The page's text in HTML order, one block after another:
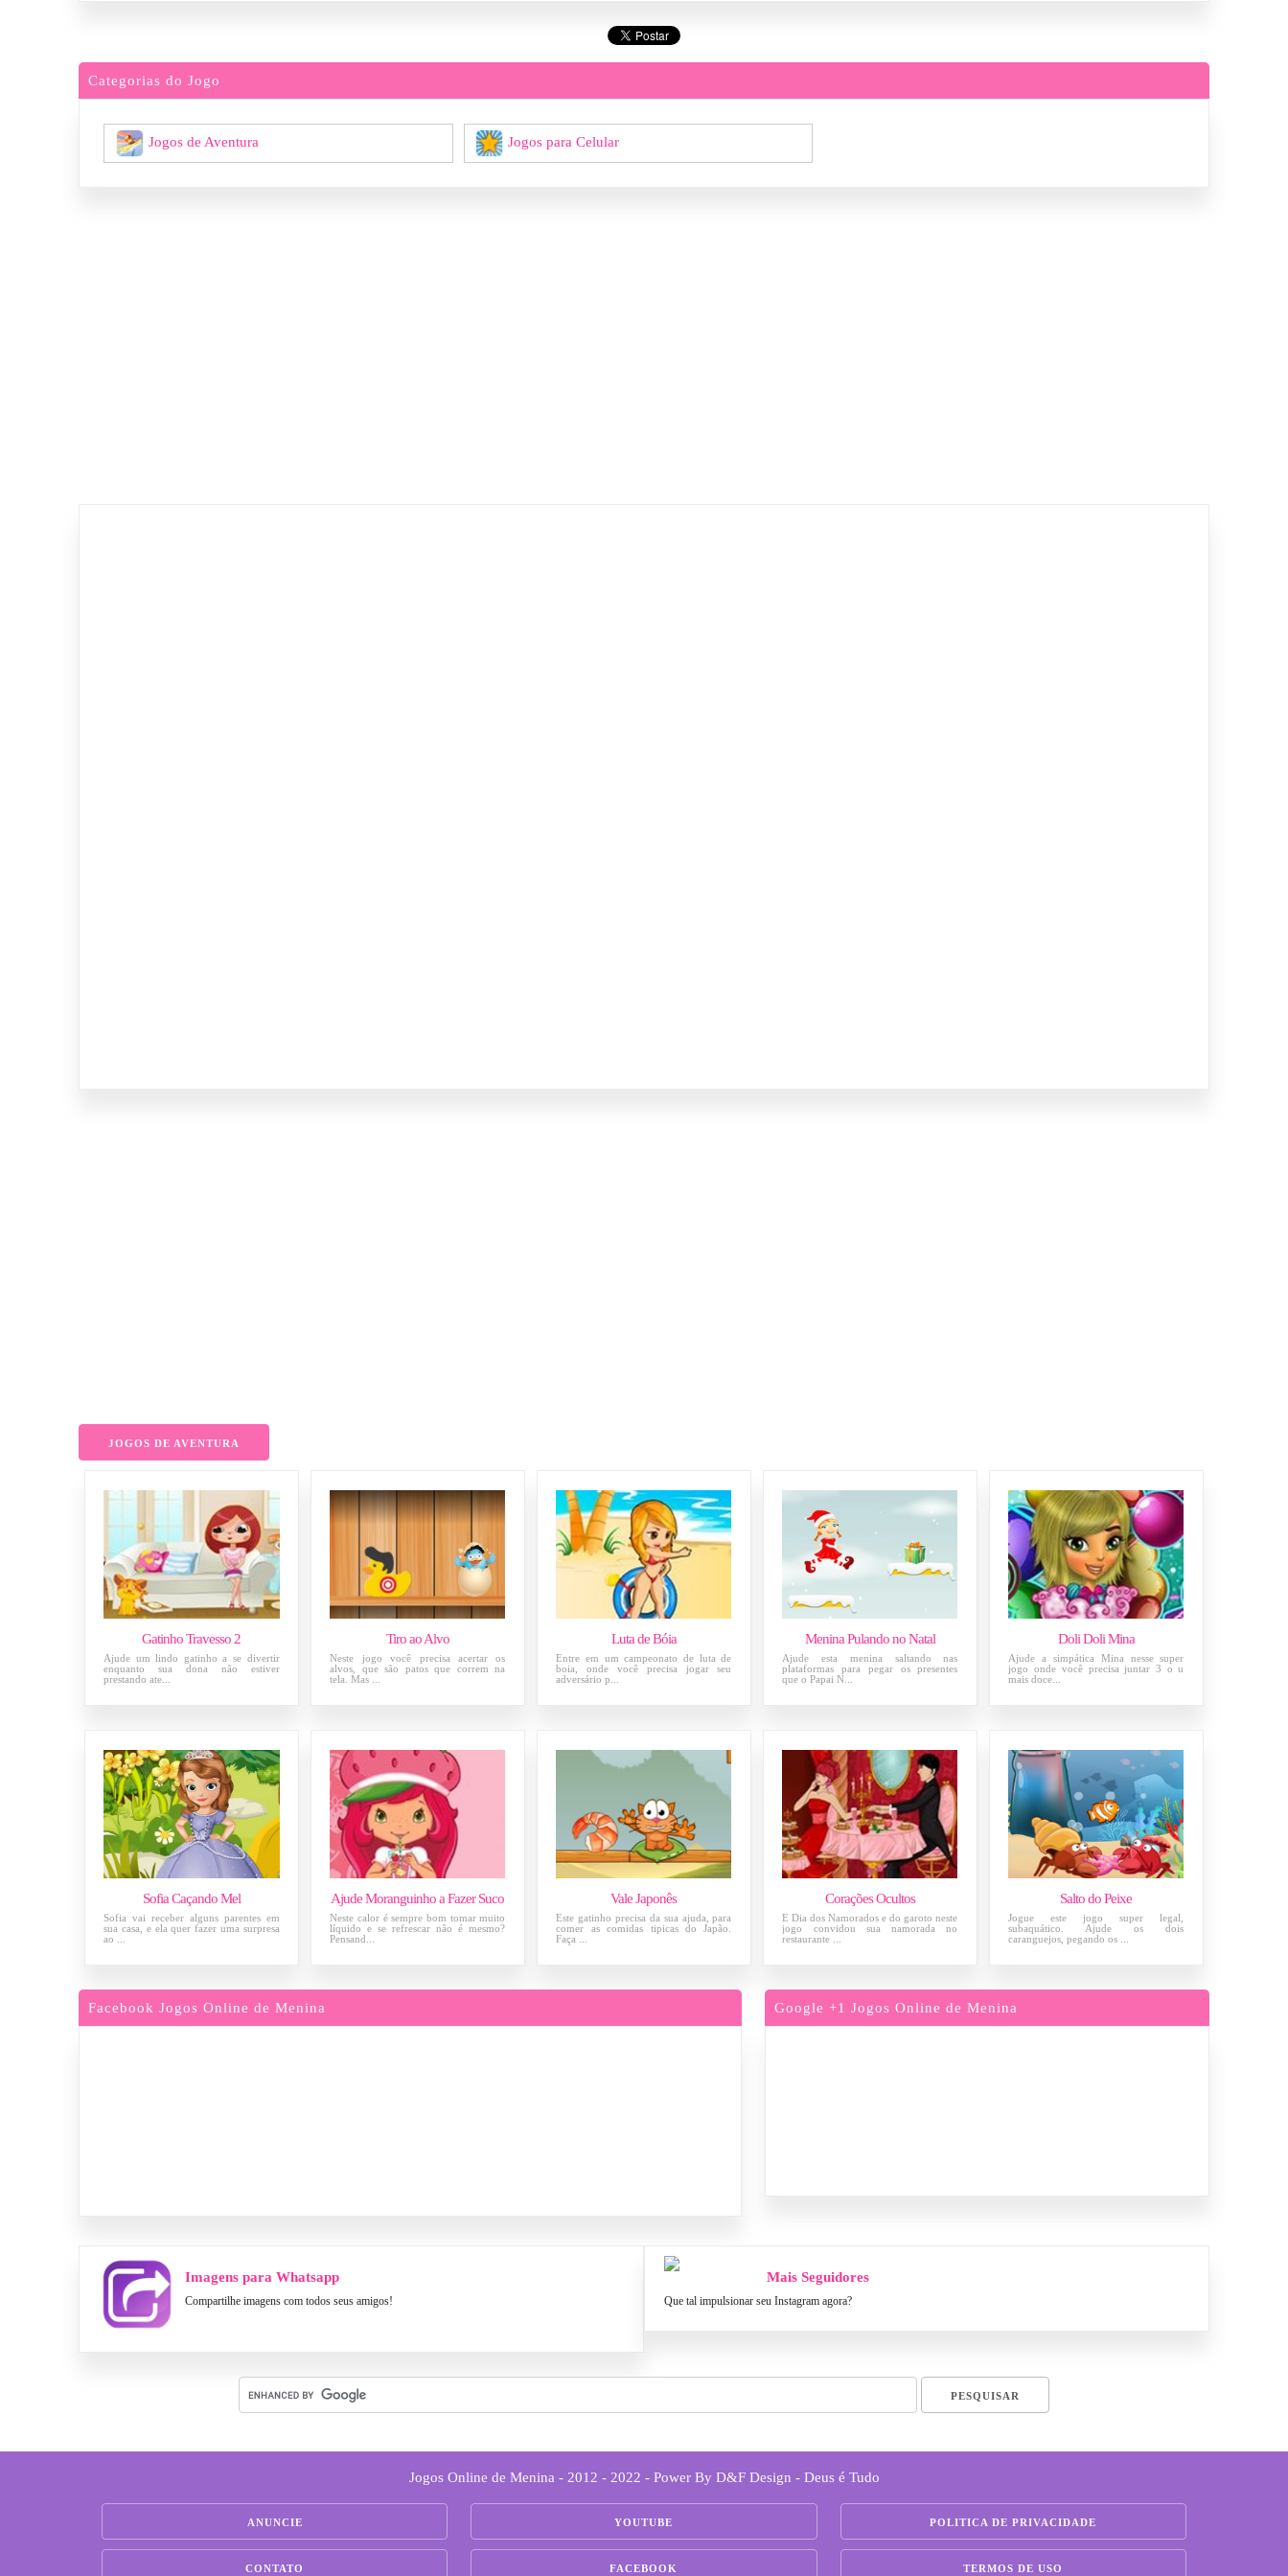
Categorias do Jogo
Jogos de Aventura Jogos para Celular
JOGOS DE AVENTURA
Gatinho Travesso 2
Ajude um lindo gatinho a se divertir
enquanto sua dona não estiver
prestando ate...
Tiro ao Alvo
Neste jogo você precisa acertar os
alvos, que são patos que correm na
tela. Mas ...
Luta de Bóia
Entre em um campeonato de luta de
boia, onde você precisa jogar seu
adversário p...
Menina Pulando no Natal
Ajude esta menina saltando nas
plataformas para pegar os presentes
que o Papai N...
Doli Doli Mina
Ajude a simpática Mina nesse super
jogo onde você precisa juntar 3 o u
mais doce...
Sofia Caçando Mel
Sofia vai receber alguns parentes em
sua casa, e ela quer fazer uma surpresa
ao ...
Ajude Moranguinho a Fazer Suco
Neste calor é sempre bom tomar muito
líquido e se refrescar não é mesmo?
Pensand...
Vale Japonês
Este gatinho precisa da sua ajuda, para
comer as comidas tipicas do Japão.
Faça ...
Corações Ocultos
É Dia dos Namorados e do garoto neste
jogo convidou sua namorada no
restaurante ...
Salto do Peixe
Jogue este jogo super legal,
subaquático. Ajude os dois
caranguejos, pegando os ...
Facebook Jogos Online de Menina Google +1 Jogos Online de Menina
Imagens para Whatsapp
Compartilhe imagens com todos seus amigos!
Mais Seguidores
Que tal impulsionar seu Instagram agora?
Jogos Online de Menina - 2012 - 2022 - Power By D&F Design - Deus é Tudo
ANUNCIE
CONTATO
YOUTUBE
FACEBOOK
POLITICA DE PRIVACIDADE
TERMOS DE USO